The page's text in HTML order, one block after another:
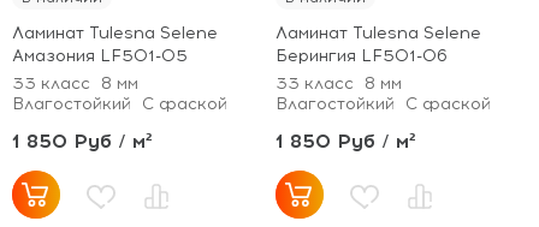
Ламинат Tulesna Selene
Амазония LF501-05
33 класс
8 мм
Влагостойкий
С фаской
1 850 Руб / м²
Ламинат Tulesna Selene
Берингия LF501-06
33 класс
8 мм
Влагостойкий
С фаской
1 850 Руб / м²